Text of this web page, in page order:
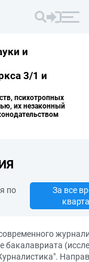
и
3/1 и
психотропных
их незаконный
по
За все